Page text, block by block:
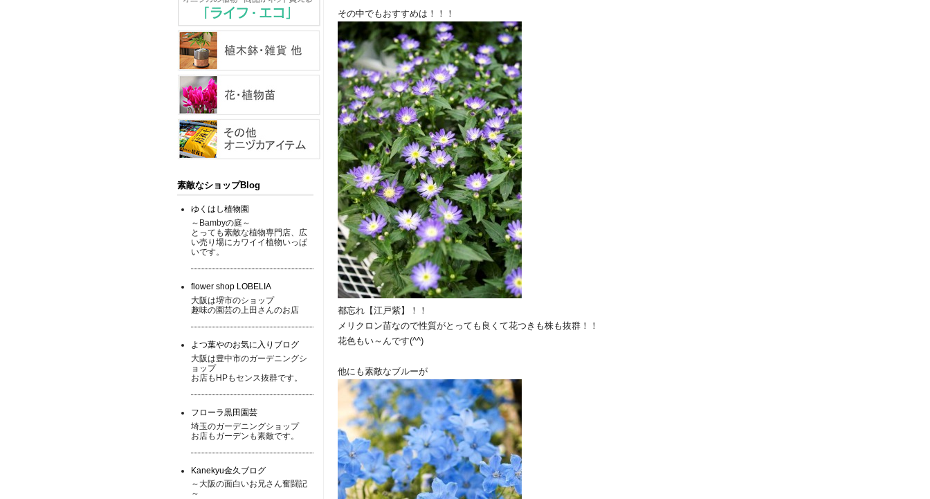
その中でもおすすめは！！！
都忘れ【江戸紫】！！
メリクロン苗なので性質がとっても良くて花つきも株も抜群！！
花色もい～んです(^^)
他にも素敵なブルーが
素敵なショップBlog
ゆくはし植物園
～Bambyの庭～
とっても素敵な植物専門店、広
い売り場にカワイイ植物いっぱ
いです。
flower shop LOBELIA
大阪は堺市のショップ
趣味の園芸の上田さんのお店
よつ葉やのお気に入りブログ
大阪は豊中市のガーデニングシ
ョップ
お店もHPもセンス抜群です。
フローラ黒田園芸
埼玉のガーデニングショップ
お店もガーデンも素敵です。
Kanekyu金久ブログ
～大阪の面白いお兄さん奮闘記
～